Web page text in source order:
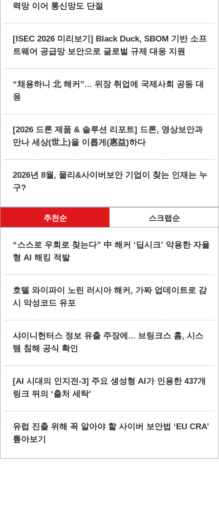
력망 이어 통신망도 단절
[ISEC 2026 미리보기] Black Duck, SBOM 기반 소프
트웨어 공급망 보안으로 글로벌 규제 대응 지원
“채용하니 北 해커”... 위장 취업에 국제사회 공동 대
응
[2026 드론 제품 & 솔루션 리포트] 드론, 영상보안과
만나 세상(世上)을 이롭게(惠益)하다
2026년 8월, 물리&사이버보안 기업이 찾는 인재는 누
구?
추천순 스크랩순
“스스로 우회로 찾는다” 中 해커 ‘딥시크’ 악용한 자율
형 AI 해킹 적발
호텔 와이파이 노린 러시아 해커, 가짜 업데이트로 감
시 악성코드 유포
샤이니헌터스 정보 유출 주장에... 브링크스 홈, 시스
템 침해 공식 확인
[AI 시대의 인지전-3] 주요 생성형 AI가 인용한 437개
링크 뒤의 ‘출처 세탁’
유럽 진출 위해 꼭 알아야 할 사이버 보안법 ‘EU CRA’
톺아보기